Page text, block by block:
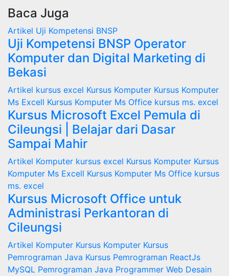
Baca Juga
Artikel Uji Kompetensi BNSP
Uji Kompetensi BNSP Operator
Komputer dan Digital Marketing di
Bekasi
Artikel kursus excel Kursus Komputer Kursus Komputer
Ms Excell Kursus Komputer Ms Office kursus ms. excel
Kursus Microsoft Excel Pemula di
Cileungsi | Belajar dari Dasar
Sampai Mahir
Artikel Komputer kursus excel Kursus Komputer Kursus
Komputer Ms Excell Kursus Komputer Ms Office kursus
ms. excel
Kursus Microsoft Office untuk
Administrasi Perkantoran di
Cileungsi
Artikel Komputer Kursus Komputer Kursus
Pemrograman Java Kursus Pemrograman ReactJs
MySQL Pemrograman Java Programmer Web Desain